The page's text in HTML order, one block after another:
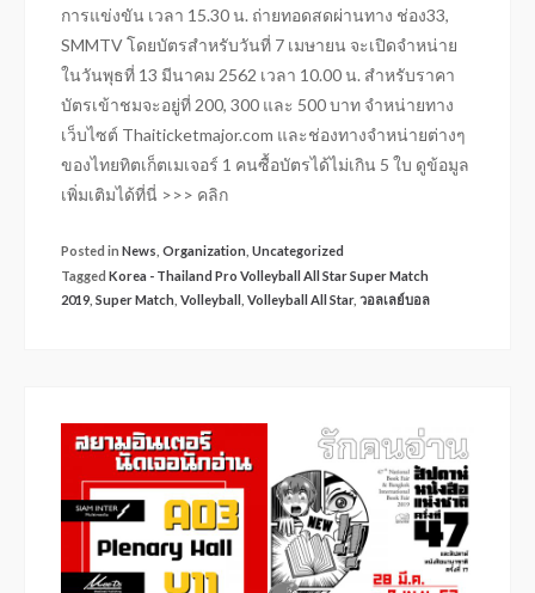
การแข่งขัน เวลา 15.30 น. ถ่ายทอดสดผ่านทาง ช่อง33,
SMMTV โดยบัตรสำหรับวันที่ 7 เมษายน จะเปิดจำหน่าย
ในวันพุธที่ 13 มีนาคม 2562 เวลา 10.00 น. สำหรับราคา
บัตรเข้าชมจะอยู่ที่ 200, 300 และ 500 บาท จำหน่ายทาง
เว็บไซต์ Thaiticketmajor.com และช่องทางจำหน่ายต่างๆ
ของไทยทิตเก็ตเมเจอร์ 1 คนซื้อบัตรได้ไม่เกิน 5 ใบ ดูข้อมูล
เพิ่มเติมได้ที่นี่ >>> คลิก
Posted in News Organization Uncategorized
Tagged Korea - Thailand Pro Volleyball All Star Super Match
2019 Super Match Volleyball Volleyball All Star, วอลเลย์บอล